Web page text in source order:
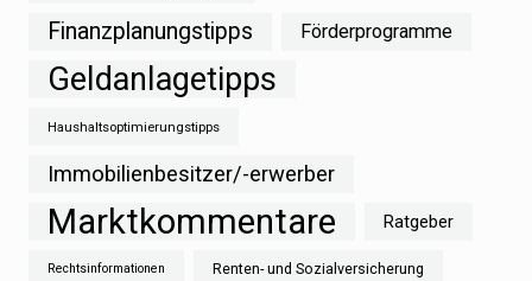
Finanzplanungstipps
Förderprogramme
Geldanlagetipps
Haushaltsoptimierungstipps
Immobilienbesitzer/-erwerber
Marktkommentare Ratgeber
Rechtsinformationen Renten- und Sozialversicherung